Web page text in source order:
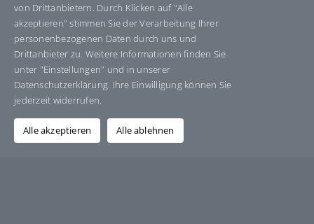
E-
Mail
Über den Autor:Grafik-Design-Jutta-Sucker
von Drittanbietern. Durch Klicken auf "Alle
akzeptieren" stimmen Sie der Verarbeitung Ihrer
personenbezogenen Daten durch uns und
Drittanbieter zu. Weitere Informationen finden Sie
unter "Einstellungen" und in unserer
Datenschutzerklärung. Ihre Einwilligung können Sie
jederzeit widerrufen.
Alle akzeptieren Alle ablehnen